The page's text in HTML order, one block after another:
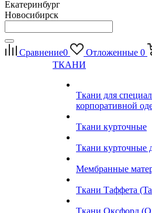
Екатеринбург
Новосибирск
Сравнение0 Отложенные 0
ТКАНИ
Ткани для
корпоративной
Ткани курточные
Ткани курточные
Мембранные
Ткани Таффета
Ткани Оксфорд